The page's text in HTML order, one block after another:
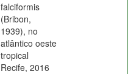
falciformis
(Bribon,
1939), no
atlântico oeste
tropical
Recife, 2016